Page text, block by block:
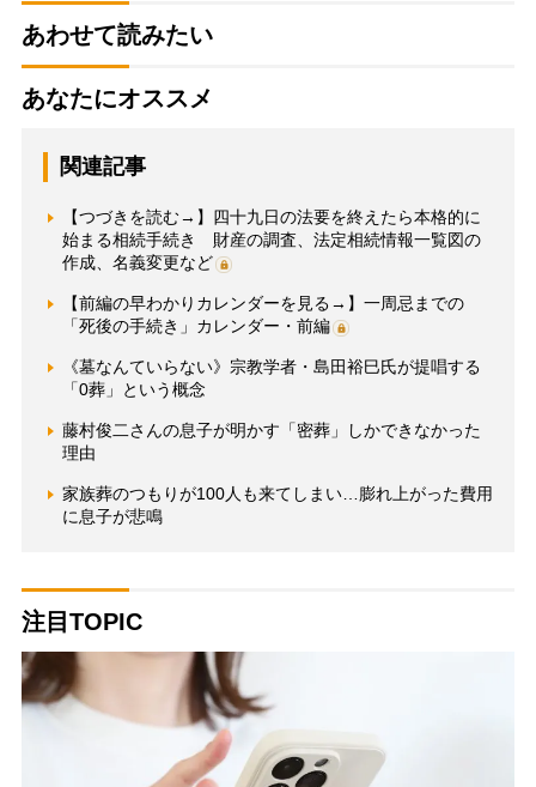
あわせて読みたい
あなたにオススメ
関連記事
【つづきを読む→】四十九日の法要を終えたら本格的に
始まる相続手続き 財産の調査、法定相続情報一覧図の
作成、名義変更など
【前編の早わかりカレンダーを見る→】一周忌までの
「死後の手続き」カレンダー・前編
《墓なんていらない》宗教学者・島田裕巳氏が提唱する
「0葬」という概念
藤村俊二さんの息子が明かす「密葬」しかできなかった
理由
家族葬のつもりが100人も来てしまい…膨れ上がった費用
に息子が悲鳴
注目TOPIC